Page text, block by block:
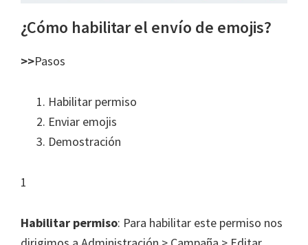
¿Cómo habilitar el envío de emojis?
>>Pasos
Habilitar permiso
Enviar emojis
Demostración
1
Habilitar permiso: Para habilitar este permiso nos